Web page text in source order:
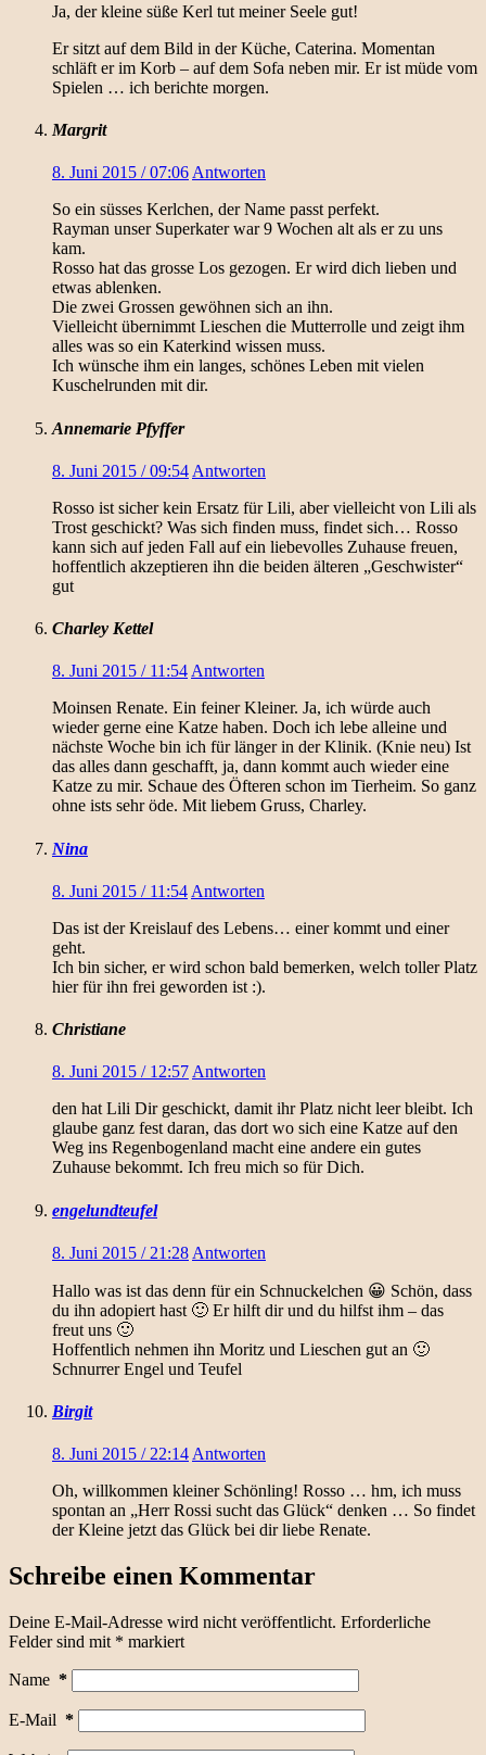
Ja, der kleine süße Kerl tut meiner Seele gut!
Er sitzt auf dem Bild in der Küche, Caterina. Momentan
schläft er im Korb – auf dem Sofa neben mir. Er ist müde vom
Spielen … ich berichte morgen.
Margrit
8. Juni 2015 / 07:06 Antworten
So ein süsses Kerlchen, der Name passt perfekt.
Rayman unser Superkater war 9 Wochen alt als er zu uns
kam.
Rosso hat das grosse Los gezogen. Er wird dich lieben und
etwas ablenken.
Die zwei Grossen gewöhnen sich an ihn.
Vielleicht übernimmt Lieschen die Mutterrolle und zeigt ihm
alles was so ein Katerkind wissen muss.
Ich wünsche ihm ein langes, schönes Leben mit vielen
Kuschelrunden mit dir.
Annemarie Pfyffer
8. Juni 2015 / 09:54 Antworten
Rosso ist sicher kein Ersatz für Lili, aber vielleicht von Lili als
Trost geschickt? Was sich finden muss, findet sich… Rosso
kann sich auf jeden Fall auf ein liebevolles Zuhause freuen,
hoffentlich akzeptieren ihn die beiden älteren „Geschwister“
gut
Charley Kettel
8. Juni 2015 / 11:54 Antworten
Moinsen Renate. Ein feiner Kleiner. Ja, ich würde auch
wieder gerne eine Katze haben. Doch ich lebe alleine und
nächste Woche bin ich für länger in der Klinik. (Knie neu) Ist
das alles dann geschafft, ja, dann kommt auch wieder eine
Katze zu mir. Schaue des Öfteren schon im Tierheim. So ganz
ohne ists sehr öde. Mit liebem Gruss, Charley.
Nina
8. Juni 2015 / 11:54 Antworten
Das ist der Kreislauf des Lebens… einer kommt und einer
geht.
Ich bin sicher, er wird schon bald bemerken, welch toller Platz
hier für ihn frei geworden ist :).
Christiane
8. Juni 2015 / 12:57Antworten
den hat Lili Dir geschickt, damit ihr Platz nicht leer bleibt. Ich
glaube ganz fest daran, das dort wo sich eine Katze auf den
Weg ins Regenbogenland macht eine andere ein gutes
Zuhause bekommt. Ich freu mich so für Dich.
engelundteufel
8. Juni 2015 / 21:28 Antworten
Hallo was ist das denn für ein Schnuckelchen 😀 Schön, dass
du ihn adopiert hast 🙂 Er hilft dir und du hilfst ihm – das
freut uns 🙂
Hoffentlich nehmen ihn Moritz und Lieschen gut an 🙂
Schnurrer Engel und Teufel
Birgit
8. Juni 2015 / 22:14Antworten
Oh, willkommen kleiner Schönling! Rosso … hm, ich muss
spontan an „Herr Rossi sucht das Glück“ denken … So findet
der Kleine jetzt das Glück bei dir liebe Renate.
Schreibe einen Kommentar
Deine E-Mail-Adresse wird nicht veröffentlicht. Erforderliche
Felder sind mit * markiert
Name *
E-Mail *